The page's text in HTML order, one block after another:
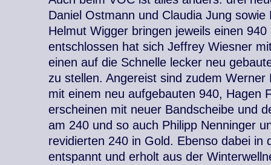
Daniel Ostmann und Claudia Jung sowie
Helmut Wigger bringen jeweils einen
entschlossen hat sich Jeffrey Wiesner
einen auf die Schnelle lecker neu
zu stellen. Angereist sind zudem Werner
mit einem neu aufgebauten 940, Hagen
erscheinen mit neuer Bandscheibe und
am 240 und so auch Philipp Nenninger
revidierten 240 in Gold. Ebenso dabei in
entspannt und erholt aus der